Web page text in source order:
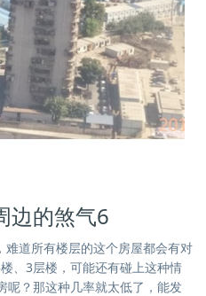
边的煞气6
道所有楼层的这个房屋都会有对
、3层楼，可能还有碰上这种情
呢？那这种几率就太低了，能发